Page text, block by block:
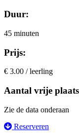
Duur:
45 minuten
Prijs:
€ 3.00 / leerling
Aantal vrije
Zie de data onderaan
Reserveren